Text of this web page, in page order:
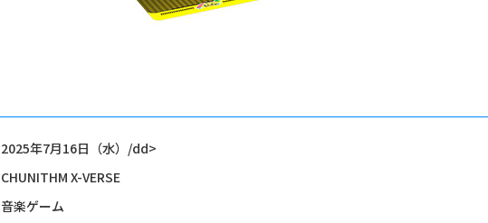
2025年7月16日（水）/dd>
CHUNITHM X-VERSE
音楽ゲーム